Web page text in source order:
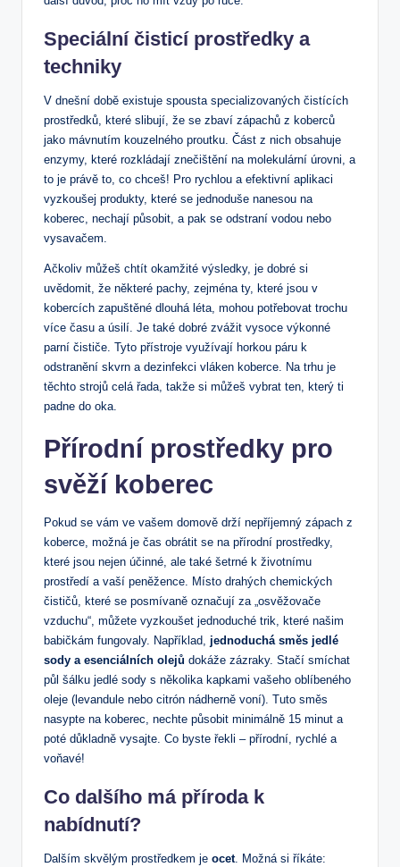
Speciální čisticí prostředky a
techniky
V dnešní době existuje spousta specializovaných čistících
prostředků, které slibují, že se zbaví zápachů z koberců
jako mávnutím kouzelného proutku. Část z nich obsahuje
enzymy, které rozkládají znečištění na molekulární úrovni, a
to je právě to, co chceš! Pro rychlou a efektivní aplikaci
vyzkoušej produkty, které se jednoduše nanesou na
koberec, nechají působit, a pak se odstraní vodou nebo
vysavačem.
Ačkoliv můžeš chtít okamžité výsledky, je dobré si
uvědomit, že některé pachy, zejména ty, které jsou v
kobercích zapuštěné dlouhá léta, mohou potřebovat trochu
více času a úsilí. Je také dobré zvážit vysoce výkonné
parní čističe. Tyto přístroje využívají horkou páru k
odstranění skvrn a dezinfekci vláken koberce. Na trhu je
těchto strojů celá řada, takže si můžeš vybrat ten, který ti
padne do oka.
Přírodní prostředky pro
svěží koberec
Pokud se vám ve vašem domově drží nepříjemný zápach z
koberce, možná je čas obrátit se na přírodní prostředky,
které jsou nejen účinné, ale také šetrné k životnímu
prostředí a vaší peněžence. Místo drahých chemických
čističů, které se posmívaně označují za „osvěžovače
vzduchu“, můžete vyzkoušet jednoduché trik, které našim
babičkám fungovaly. Například, jednoduchá směs jedlé
sody a esenciálních olejů dokáže zázraky. Stačí smíchat
půl šálku jedlé sody s několika kapkami vašeho oblíbeného
oleje (levandule nebo citrón nádherně voní). Tuto směs
nasypte na koberec, nechte působit minimálně 15 minut a
poté důkladně vysajte. Co byste řekli – přírodní, rychlé a
voňavé!
Co dalšího má příroda k
nabídnutí?
Dalším skvělým prostředkem je ocet. Možná si říkáte: